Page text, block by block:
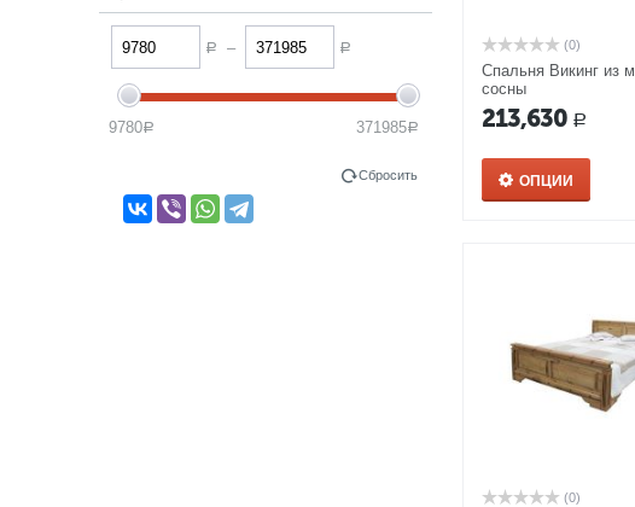
Р – Р
9780Р 371985Р
Сбросить
(0)
Спальня Викинг из
сосны
213,630 Р
ОПЦИИ
(0)